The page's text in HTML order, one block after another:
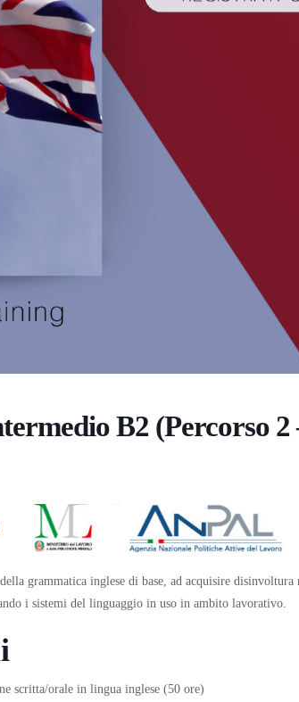
B2 (Percorso 2
grammatica inglese di base, ad acquisire disinvoltura
i sistemi del linguaggio in uso in ambito lavorativo.
scritta/orale in lingua inglese (50 ore)